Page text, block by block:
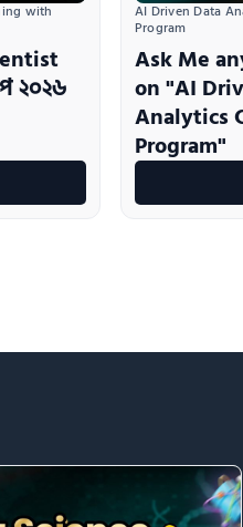
with
২০২৬
AI Driven Data
Program
Ask Me
on "AI
Analytics
Program"